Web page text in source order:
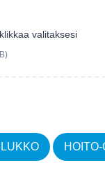
valitaksesi